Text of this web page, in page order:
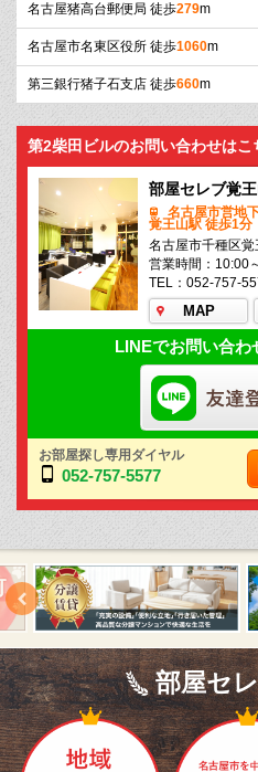
名古屋猪高台郵便局 徒歩279m
名古屋市名東区役所 徒歩1060m
第三銀行猪子石支店 徒歩660m
第2柴田ビルのお問い合わせはこ
部屋セレブ覚
名古屋市営地
覚王山駅 徒歩1分
名古屋市千種区
営業時間：10:00
TEL：052-757-
MAP
LINEでお問い合わ
お部屋探し専用ダイヤル
052-757-5577
部屋セ